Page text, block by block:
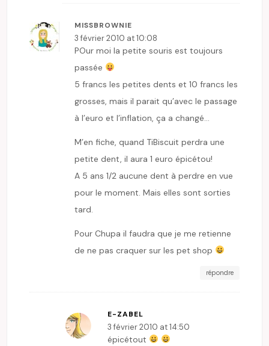
MISSBROWNIE
3 février 2010 at 10:08
POur moi la petite souris est toujours
passée
5 francs les petites dents et 10 francs les
grosses, mais il parait qu’avec le passage
à l’euro et l’inflation, ça a changé…
M’en fiche, quand TiBiscuit perdra une
petite dent, il aura 1 euro épicétou!
A 5 ans 1/2 aucune dent à perdre en vue
pour le moment. Mais elles sont sorties
tard.
Pour Chupa il faudra que je me retienne
de ne pas craquer sur les pet shop
répondre
E-ZABEL
3 février 2010 at 14:50
épicétout